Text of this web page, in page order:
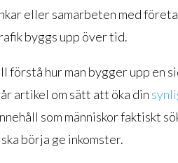
eller samarbeten med
byggs upp över tid.
förstå hur man bygger upp en
artikel om sätt att öka din
som människor faktiskt
börja ge inkomster.